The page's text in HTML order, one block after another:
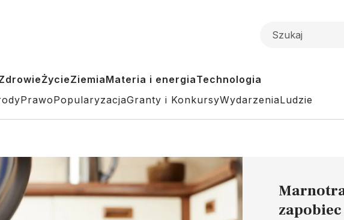
ŻycieZiemiaMateria i energiaTechnologia
PrawoPopularyzacjaGranty i KonkursyWydarzeniaLudzie
zapobiec